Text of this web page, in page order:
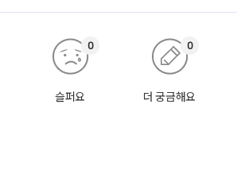
슬퍼요
0
더 궁금해요
0